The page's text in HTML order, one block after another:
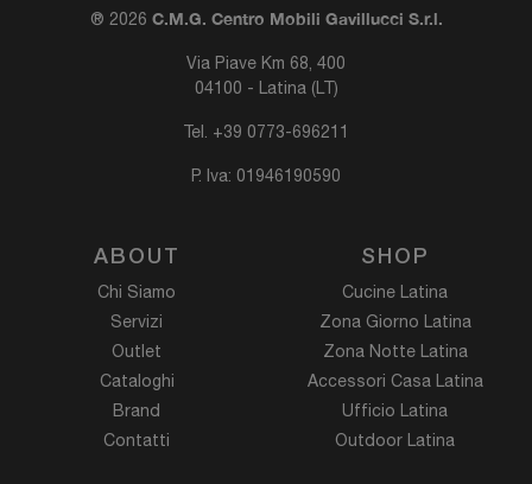
® 2026 C.M.G. Centro Mobili Gavillucci S.r.l.
Via Piave Km 68, 400
04100 - Latina (LT)
Tel. +39 0773-696211
P. Iva: 01946190590
ABOUT
Chi Siamo
Servizi
Outlet
Cataloghi
Brand
Contatti
SHOP
Cucine Latina
Zona Giorno Latina
Zona Notte Latina
Accessori Casa Latina
Ufficio Latina
Outdoor Latina